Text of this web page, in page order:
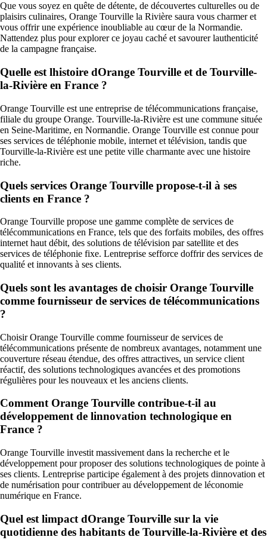
Que vous soyez en quête de détente, de découvertes culturelles ou de
plaisirs culinaires, Orange Tourville la Rivière saura vous charmer et
vous offrir une expérience inoubliable au cœur de la Normandie.
Nattendez plus pour explorer ce joyau caché et savourer lauthenticité
de la campagne française.
Quelle est lhistoire dOrange Tourville et de Tourville-
la-Rivière en France ?
Orange Tourville est une entreprise de télécommunications française,
filiale du groupe Orange. Tourville-la-Rivière est une commune située
en Seine-Maritime, en Normandie. Orange Tourville est connue pour
ses services de téléphonie mobile, internet et télévision, tandis que
Tourville-la-Rivière est une petite ville charmante avec une histoire
riche.
Quels services Orange Tourville propose-t-il à ses
clients en France ?
Orange Tourville propose une gamme complète de services de
télécommunications en France, tels que des forfaits mobiles, des offres
internet haut débit, des solutions de télévision par satellite et des
services de téléphonie fixe. Lentreprise sefforce doffrir des services de
qualité et innovants à ses clients.
Quels sont les avantages de choisir Orange Tourville
comme fournisseur de services de télécommunications
?
Choisir Orange Tourville comme fournisseur de services de
télécommunications présente de nombreux avantages, notamment une
couverture réseau étendue, des offres attractives, un service client
réactif, des solutions technologiques avancées et des promotions
régulières pour les nouveaux et les anciens clients.
Comment Orange Tourville contribue-t-il au
développement de linnovation technologique en
France ?
Orange Tourville investit massivement dans la recherche et le
développement pour proposer des solutions technologiques de pointe à
ses clients. Lentreprise participe également à des projets dinnovation et
de numérisation pour contribuer au développement de léconomie
numérique en France.
Quel est limpact dOrange Tourville sur la vie
quotidienne des habitants de Tourville-la-Rivière et des